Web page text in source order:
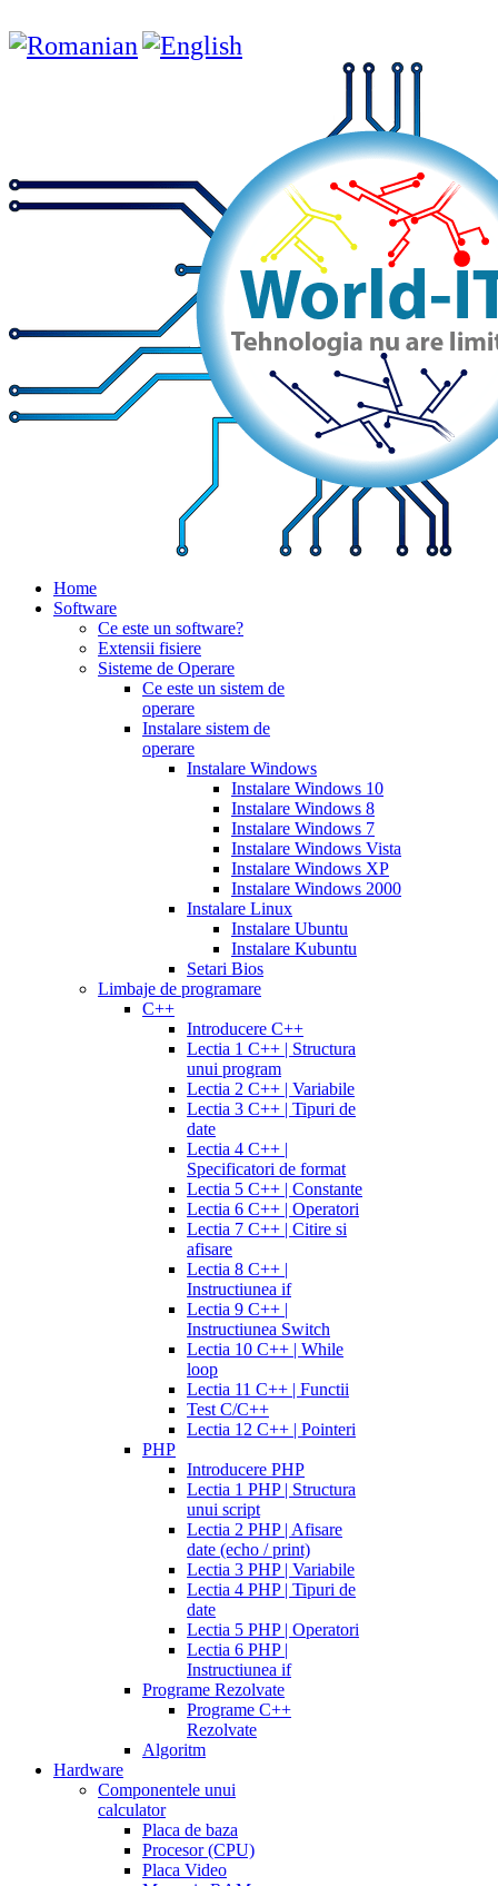
Home
Software
Ce este un software?
Extensii fisiere
Sisteme de Operare
Ce este un sistem de
operare
Instalare sistem de
operare
Instalare Windows
Instalare Windows 10
Instalare Windows 8
Instalare Windows 7
Instalare Windows Vista
Instalare Windows XP
Instalare Windows 2000
Instalare Linux
Instalare Ubuntu
Instalare Kubuntu
Setari Bios
Limbaje de programare
C++
Introducere C++
Lectia 1 C++ | Structura
unui program
Lectia 2 C++ | Variabile
Lectia 3 C++ | Tipuri de
date
Lectia 4 C++ |
Specificatori de format
Lectia 5 C++ | Constante
Lectia 6 C++ | Operatori
Lectia 7 C++ | Citire si
afisare
Lectia 8 C++ |
Instructiunea if
Lectia 9 C++ |
Instructiunea Switch
Lectia 10 C++ | While
loop
Lectia 11 C++ | Functii
Test C/C++
Lectia 12 C++ | Pointeri
PHP
Introducere PHP
Lectia 1 PHP | Structura
unui script
Lectia 2 PHP | Afisare
date (echo / print)
Lectia 3 PHP | Variabile
Lectia 4 PHP | Tipuri de
date
Lectia 5 PHP | Operatori
Lectia 6 PHP |
Instructiunea if
Programe Rezolvate
Programe C++
Rezolvate
Algoritm
Hardware
Componentele unui
calculator
Placa de baza
Procesor (CPU)
Placa Video